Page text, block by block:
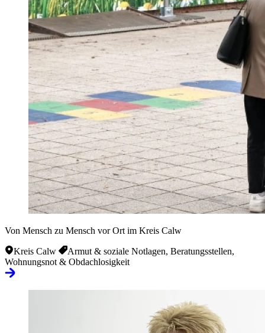
Von Mensch zu Mensch vor Ort im Kreis Calw
Kreis Calw
Armut & soziale Notlagen, Beratungsstellen,
Wohnungsnot & Obdachlosigkeit